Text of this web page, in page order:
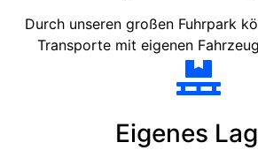
Durch unseren großen Fuhrpark
Transporte mit eigenen
Eigenes